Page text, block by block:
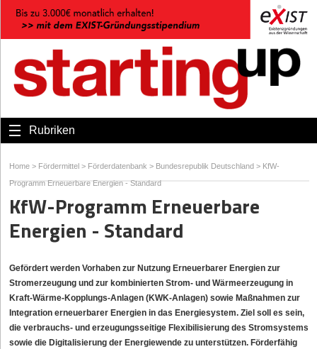
Rubriken
Home > Fördermittel > Förderdatenbank > Bundesrepublik Deutschland > KfW-
Programm Erneuerbare Energien - Standard
KfW-Programm Erneuerbare
Energien - Standard
Gefördert werden Vorhaben zur Nutzung Erneuerbarer Energien zur
Stromerzeugung und zur kombinierten Strom- und Wärmeerzeugung in
Kraft-Wärme-Kopplungs-Anlagen (KWK-Anlagen) sowie Maßnahmen zur
Integration erneuerbarer Energien in das Energiesystem. Ziel soll es sein,
die verbrauchs- und erzeugungsseitige Flexibilisierung des Stromsystems
sowie die Digitalisierung der Energiewende zu unterstützen. Förderfähig